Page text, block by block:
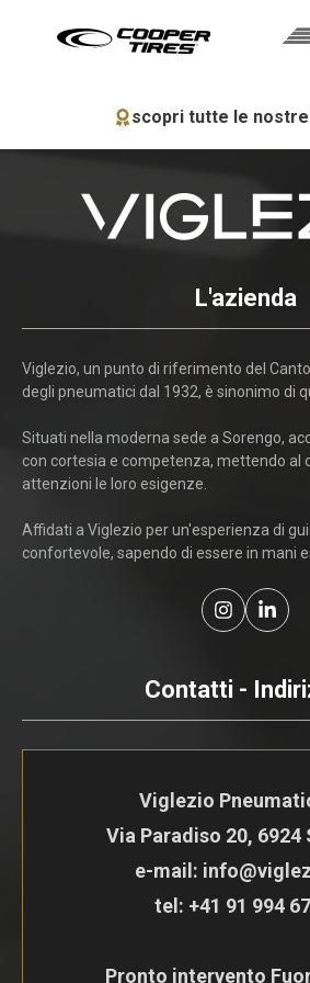
scopri tutte le
L'azienda
Viglezio, un punto di riferimento del
degli pneumatici dal 1932, è sinonimo di
Situati nella moderna sede a Sorengo,
con cortesia e competenza, mettendo al
attenzioni le loro esigenze.
Affidati a Viglezio per un'esperienza di
confortevole, sapendo di essere in mani
Contatti -
Viglezio
Via Paradiso 20, 6924
e-mail:
tel: +41 91 994
Pronto intervento